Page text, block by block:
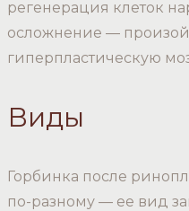
регенерация клеток
осложнение —
гиперпластическую
Виды
Горбинка после
по-разному — ее вид